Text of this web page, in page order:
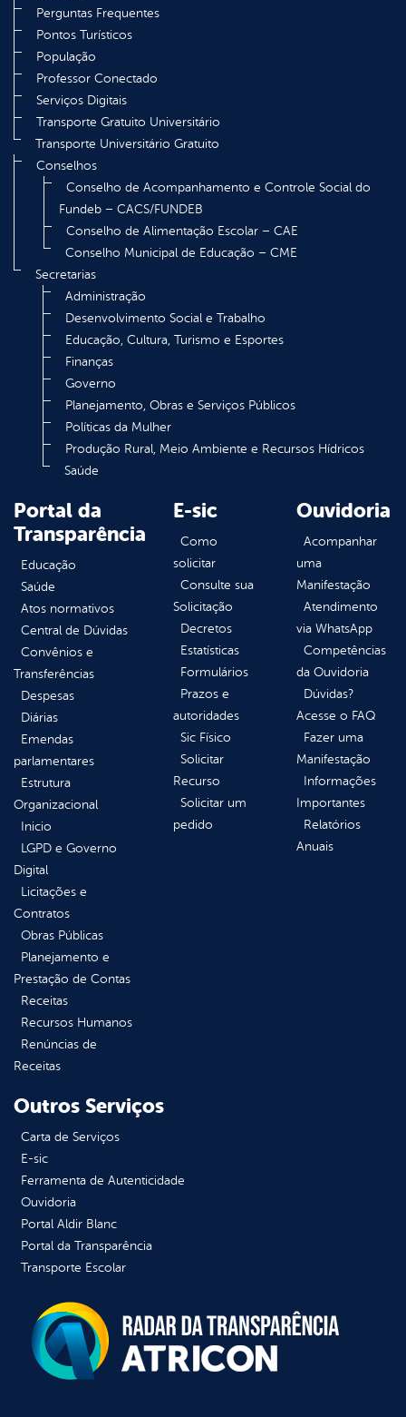
Perguntas Frequentes
Pontos Turísticos
População
Professor Conectado
Serviços Digitais
Transporte Gratuito Universitário
Transporte Universitário Gratuito
Conselhos
Conselho de Acompanhamento e Controle Social do
Fundeb – CACS/FUNDEB
Conselho de Alimentação Escolar – CAE
Conselho Municipal de Educação – CME
Secretarias
Administração
Desenvolvimento Social e Trabalho
Educação, Cultura, Turismo e Esportes
Finanças
Governo
Planejamento, Obras e Serviços Públicos
Políticas da Mulher
Produção Rural, Meio Ambiente e Recursos Hídricos
Saúde
Portal da
Transparência
Educação
Saúde
Atos normativos
Central de Dúvidas
Convênios e
Transferências
Despesas
Diárias
Emendas
parlamentares
Estrutura
Organizacional
Inicio
LGPD e Governo
Digital
Licitações e
Contratos
Obras Públicas
Planejamento e
Prestação de Contas
Receitas
Recursos Humanos
Renúncias de
Receitas
E-sic
Como
solicitar
Consulte sua
Solicitação
Decretos
Estatísticas
Formulários
Prazos e
autoridades
Sic Físico
Solicitar
Recurso
Solicitar um
pedido
Ouvidoria
Acompanhar
uma
Manifestação
Atendimento
via WhatsApp
Competências
da Ouvidoria
Dúvidas?
Acesse o FAQ
Fazer uma
Manifestação
Informações
Importantes
Relatórios
Anuais
Outros Serviços
Carta de Serviços
E-sic
Ferramenta de Autenticidade
Ouvidoria
Portal Aldir Blanc
Portal da Transparência
Transporte Escolar